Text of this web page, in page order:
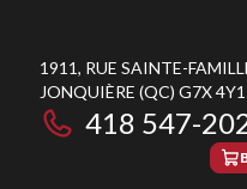
1911, RUE SAINTE-
JONQUIÈRE (QC) G7X 4Y1
418 547-